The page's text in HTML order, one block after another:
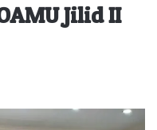
Jilid II